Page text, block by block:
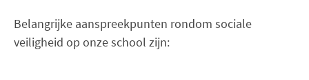
Belangrijke aanspreekpunten rondom sociale
veiligheid op onze school zijn: